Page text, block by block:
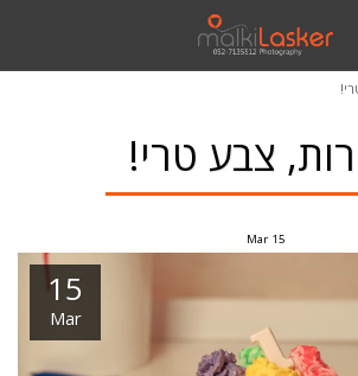
צבע טרי!
15
Mar
15
Mar